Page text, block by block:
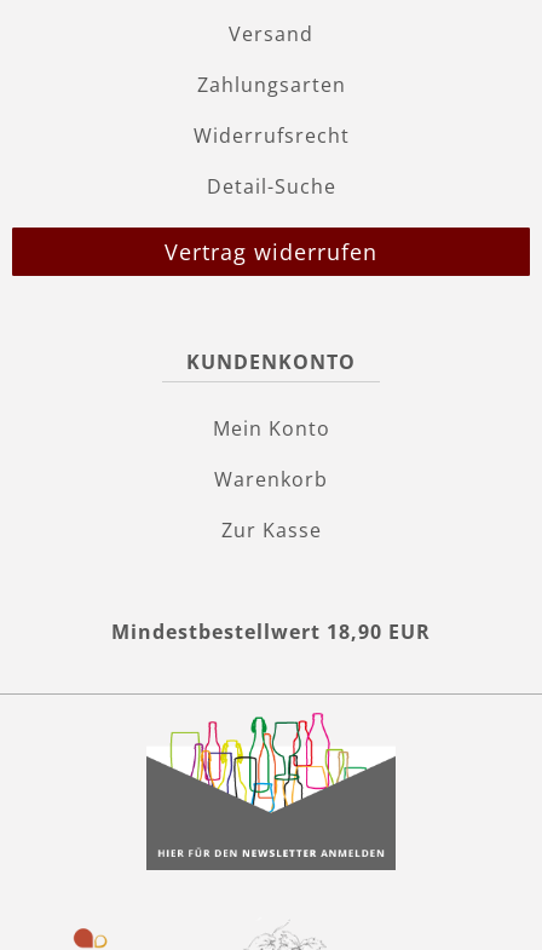
Versand
Zahlungsarten
Widerrufsrecht
Detail-Suche
Vertrag widerrufen
KUNDENKONTO
Mein Konto
Warenkorb
Zur Kasse
Mindestbestellwert 18,90 EUR